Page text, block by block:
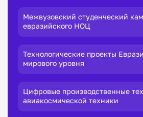
Межвузовский студенческий
евразийского НОЦ
Технологические проекты
мирового уровня
Цифровые производственные
авиакосмической техники